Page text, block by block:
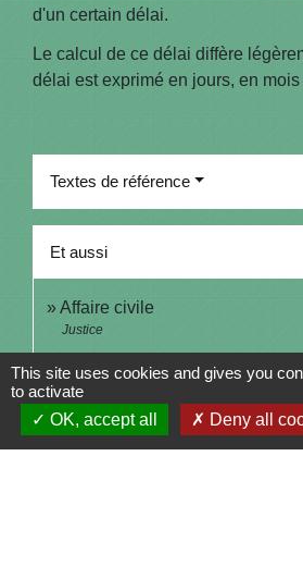
d'un certain délai.
Le calcul de ce délai diffère
délai est exprimé en jours, en
Textes de référence
Et aussi
Affaire civile
Justice
This site uses cookies and gives you
to activate
OK, accept all
Deny all